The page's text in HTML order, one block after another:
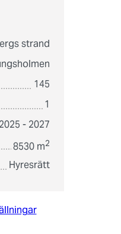
strand
145
1
2025 - 2027
8530 m2
Hyresrätt